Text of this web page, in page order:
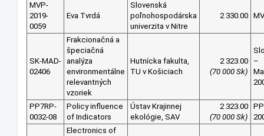
MVP-
2019-
0059
Eva Tvrdá
Slovenská
poľnohospodárska
univerzita v Nitre
2 330.00
SK-MAD-
02406
Frakcionačná a
špeciačná
analýza
environmentálne
relevantných
vzoriek
Hutnícka fakulta,
TU v Košiciach
2 323.00
(70 000 Sk)
–
PP7RP-
0032-08
Policy influence
of Indicators
Ústav Krajinnej
ekológie, SAV
2 323.00
(70 000 Sk)
Electronics of